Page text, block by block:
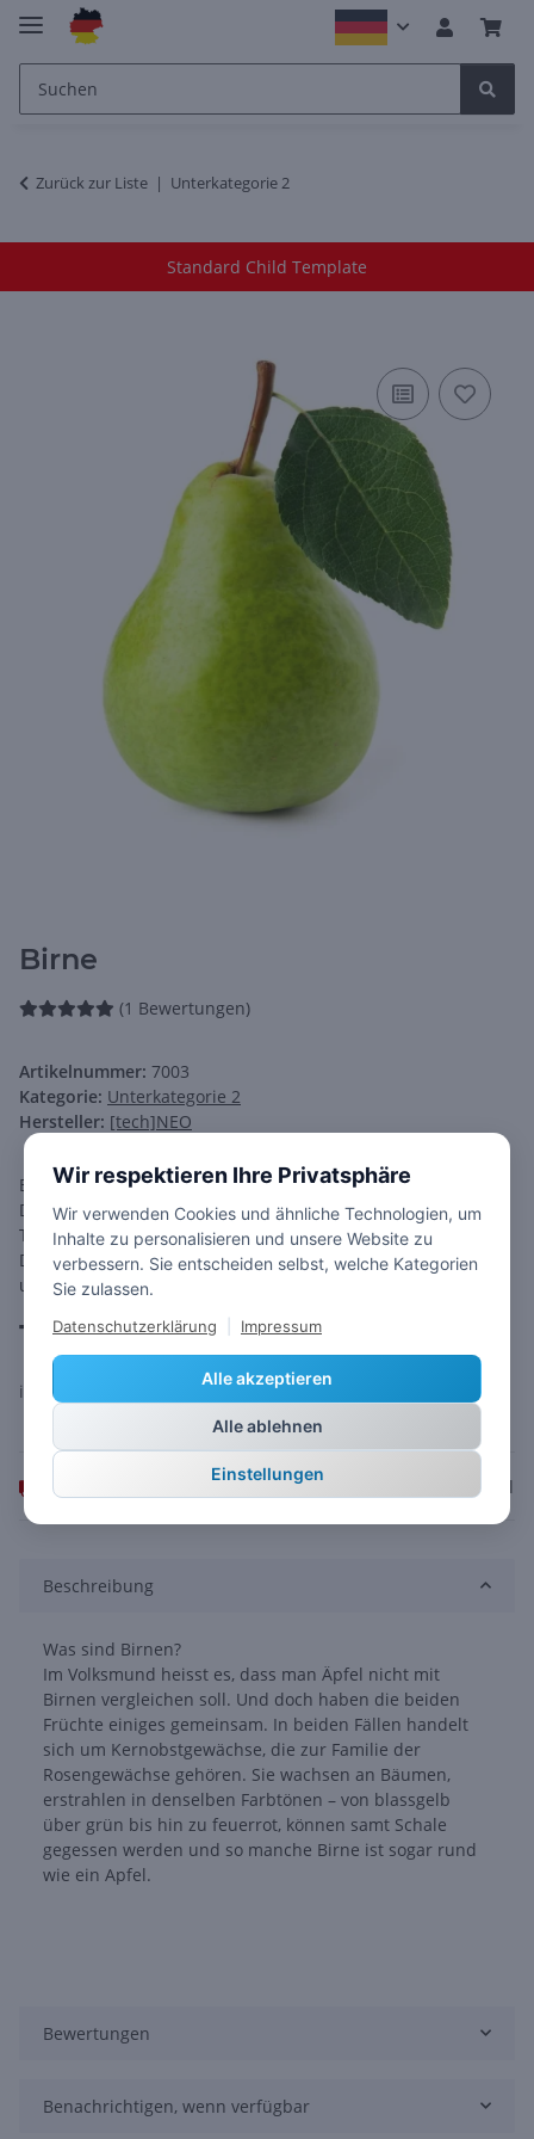
Zurück zur Liste Unterkategorie 2
Standard Child Template
Birne
(1 Bewertungen)
Artikelnummer: 7003
Kategorie: Unterkategorie 2
Hersteller: [tech]NEO
Birnen sind eine süsse Versuchung und machen sowohl
Desserts als auch herzhafte Gerichte zu einem Highlight.
Trotz des relativ hohen Zuckergehalts können Birnen bei
Diabetes hilfreich sein und zur Gesundheit von Darm, Magen
und Haut beitragen.
1,03 €
inkl. 19% USt. , Versandkostenfreie Lieferung
Momentan nicht verfügbar Frage zum Artikel
Beschreibung
Was sind Birnen?
Im Volksmund heisst es, dass man Äpfel nicht mit
Birnen vergleichen soll. Und doch haben die beiden
Früchte einiges gemeinsam. In beiden Fällen handelt
sich um Kernobstgewächse, die zur Familie der
Rosengewächse gehören. Sie wachsen an Bäumen,
erstrahlen in denselben Farbtönen – von blassgelb
über grün bis hin zu feuerrot, können samt Schale
gegessen werden und so manche Birne ist sogar rund
wie ein Apfel.
Bewertungen
Benachrichtigen, wenn verfügbar
Wir respektieren Ihre Privatsphäre
Wir verwenden Cookies und ähnliche Technologien, um
Inhalte zu personalisieren und unsere Website zu
verbessern. Sie entscheiden selbst, welche Kategorien
Sie zulassen.
Datenschutzerklärung Impressum
Einstellungen
Alle ablehnen
Alle akzeptieren